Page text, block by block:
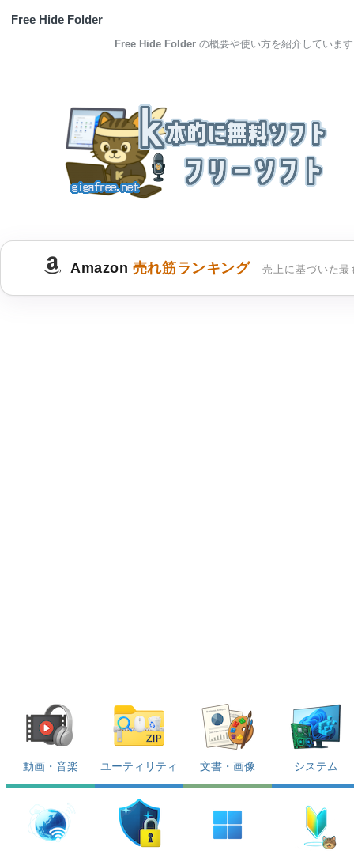
Free Hide Folder
Free Hide Folder の概要や使い方を紹介しています
Amazon 売れ筋ランキング 売上に基づいた最
動画・音楽 ユーティリティ 文書・画像 システム